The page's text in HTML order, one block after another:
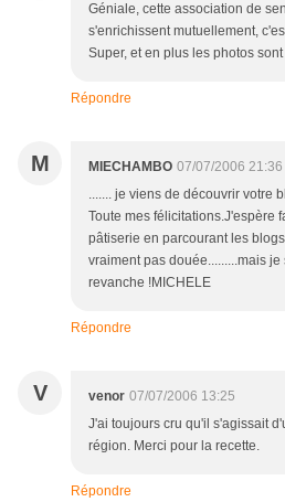
Géniale, cette association de
s'enrichissent mutuellement,
Super, et en plus les photos
Répondre
M MIECHAMBO 07/07/2006 21:36
....... je viens de découvrir votre
Toute mes félicitations.J'espère
pâtiserie en parcourant les
vraiment pas douée.........mais
revanche !MICHELE
Répondre
V venor 07/07/2006 13:25
J'ai toujours cru qu'il s'agissait
région. Merci pour la recette.
Répondre